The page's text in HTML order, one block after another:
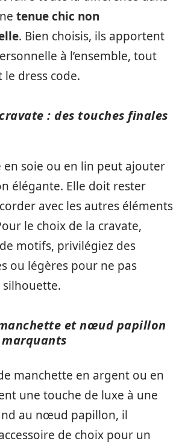
tenue chic non
. Bien choisis, ils apportent
à l’ensemble, tout
dress code.
: des touches finales
en soie ou en lin peut ajouter
élégante. Elle doit rester
avec les autres éléments
le choix de la cravate,
de motifs, privilégiez des
ou légères pour ne pas
et nœud papillon
manchette en argent ou en
une touche de luxe à une
au nœud papillon, il
de choix pour un